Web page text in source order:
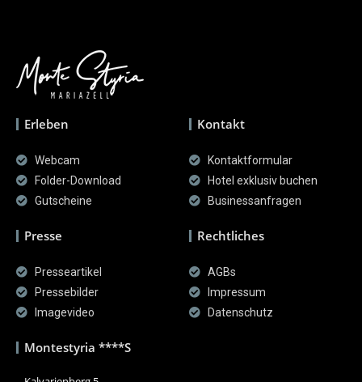
Erleben
Webcam
Folder-Download
Gutscheine
Kontakt
Kontaktformular
Hotel exklusiv buchen
Businessanfragen
Presse
Presseartikel
Pressebilder
Imagevideo
Rechtliches
AGBs
Impressum
Datenschutz
Montestyria ****S